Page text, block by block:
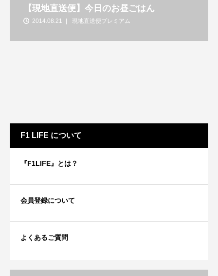
【現地直送便】今日のお昼ごはん
2014.08.21 現地直送便プレミアム
F1 LIFE について
『F1LIFE』とは？
会員登録について
よくあるご質問